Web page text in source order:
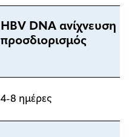
HΒV DNA ανίχνευση
προσδιορισμός
4-8 ημέρες